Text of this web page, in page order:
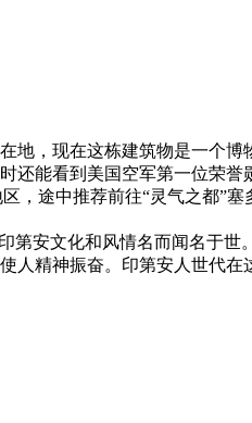
地，现在这栋建筑物是一个
时还能看到美国空军第一位荣
，途中推荐前往“灵气之都”塞
第安文化和风情名而闻名于世
人精神振奋。印第安人世代在